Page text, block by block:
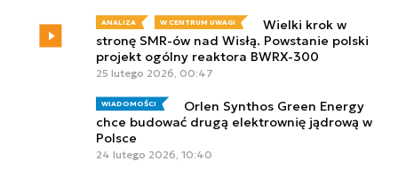
ANALIZA W CENTRUM UWAGI
Wielki krok w
stronę SMR-ów nad Wisłą. Powstanie polski
projekt ogólny reaktora BWRX-300
25 lutego 2026, 00:47
WIADOMOŚCI
Orlen Synthos Green Energy
chce budować drugą elektrownię jądrową w
Polsce
24 lutego 2026, 10:40